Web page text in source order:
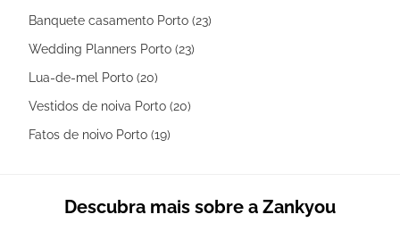
Banquete casamento Porto (23)
Wedding Planners Porto (23)
Lua-de-mel Porto (20)
Vestidos de noiva Porto (20)
Fatos de noivo Porto (19)
Descubra mais sobre a Zankyou